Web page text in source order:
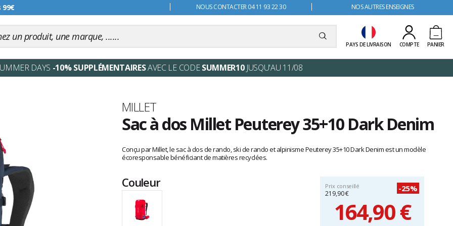
NOUS CONTACTER 04 11 93 22 30 NOS AUTRES ENSEIGNES
PAYS DE LIVRAISON COMPTE PANIER
DAYS -10% SUPPLÉMENTAIRESAVEC LE CODESUMMER10JUSQU'AU 11/08
Marque
MILLET
Sac à dos Millet Peuterey 35+10 Dark Denim
avis
clients
Conçu par Millet, le sac à dos de rando, ski de rando et alpinisme Peuterey 35+10 Dark Denim est un modèle
écoresponsable bénéficiant de matières recyclées.
Couleur Prix conseillé
219,90 €
-25%
164,90 €